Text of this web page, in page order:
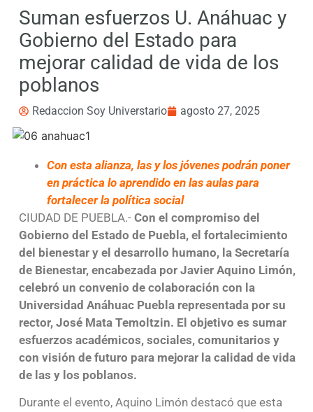
Suman esfuerzos U. Anáhuac y
Gobierno del Estado para
mejorar calidad de vida de los
poblanos
Redaccion Soy Universtario agosto 27, 2025
Con esta alianza, las y los jóvenes podrán poner
en práctica lo aprendido en las aulas para
fortalecer la política social
CIUDAD DE PUEBLA.- Con el compromiso del
Gobierno del Estado de Puebla, el fortalecimiento
del bienestar y el desarrollo humano, la Secretaría
de Bienestar, encabezada por Javier Aquino Limón,
celebró un convenio de colaboración con la
Universidad Anáhuac Puebla representada por su
rector, José Mata Temoltzin. El objetivo es sumar
esfuerzos académicos, sociales, comunitarios y
con visión de futuro para mejorar la calidad de vida
de las y los poblanos.
Durante el evento, Aquino Limón destacó que esta